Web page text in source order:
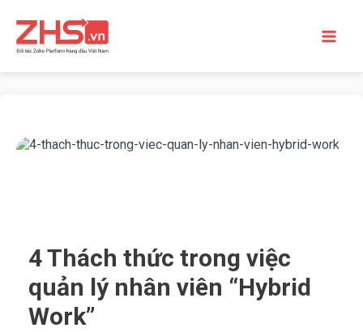
4 Thách thức trong việc
quản lý nhân viên “Hybrid
Work”